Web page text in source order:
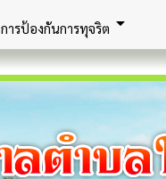
การป้องกันการทุจริต arrow_drop_down